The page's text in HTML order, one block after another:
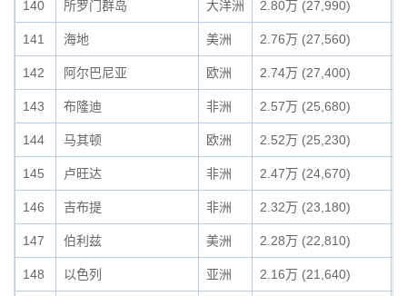
140 所罗门群岛 大洋洲 2.80万 (27,990)
141 海地 美洲 2.76万 (27,560)
142 阿尔巴尼亚 欧洲 2.74万 (27,400)
143 布隆迪 非洲 2.57万 (25,680)
144 马其顿 欧洲 2.52万 (25,230)
145 卢旺达 非洲 2.47万 (24,670)
146 吉布提 非洲 2.32万 (23,180)
147 伯利兹 美洲 2.28万 (22,810)
148 以色列 亚洲 2.16万 (21,640)